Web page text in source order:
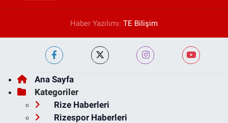
Haber Yazılımı: TE Bilişim
Ana Sayfa
Kategoriler
Rize Haberleri
Rizespor Haberleri